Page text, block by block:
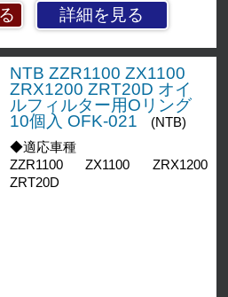
詳細を見る
NTB ZZR1100 ZX1100
ZRX1200 ZRT20D オイ
ルフィルター用Oリング
10個入 OFK-021
(NTB)
◆適応車種
ZZR1100 ZX1100 ZRX1200
ZRT20D